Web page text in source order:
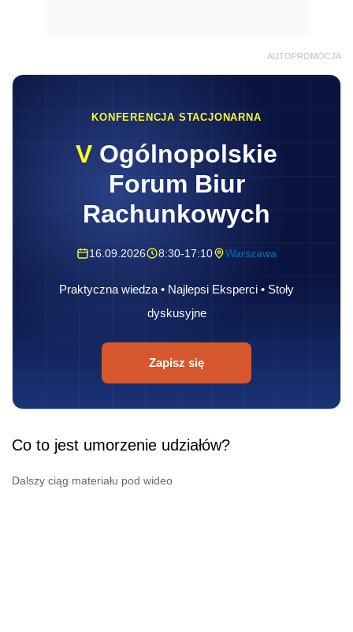
AUTOPROMOCJA
KONFERENCJA STACJONARNA
V Ogólnopolskie
Forum Biur
Rachunkowych
16.09.2026 8:30-17:10 Warszawa
Praktyczna wiedza • Najlepsi Eksperci • Stoły
dyskusyjne
Zapisz się
Co to jest umorzenie udziałów?
Dalszy ciąg materiału pod wideo